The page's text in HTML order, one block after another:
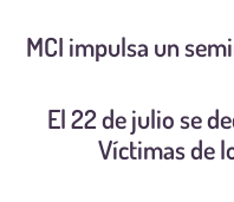
MCI impulsa un
El 22 de julio se
Víctimas de